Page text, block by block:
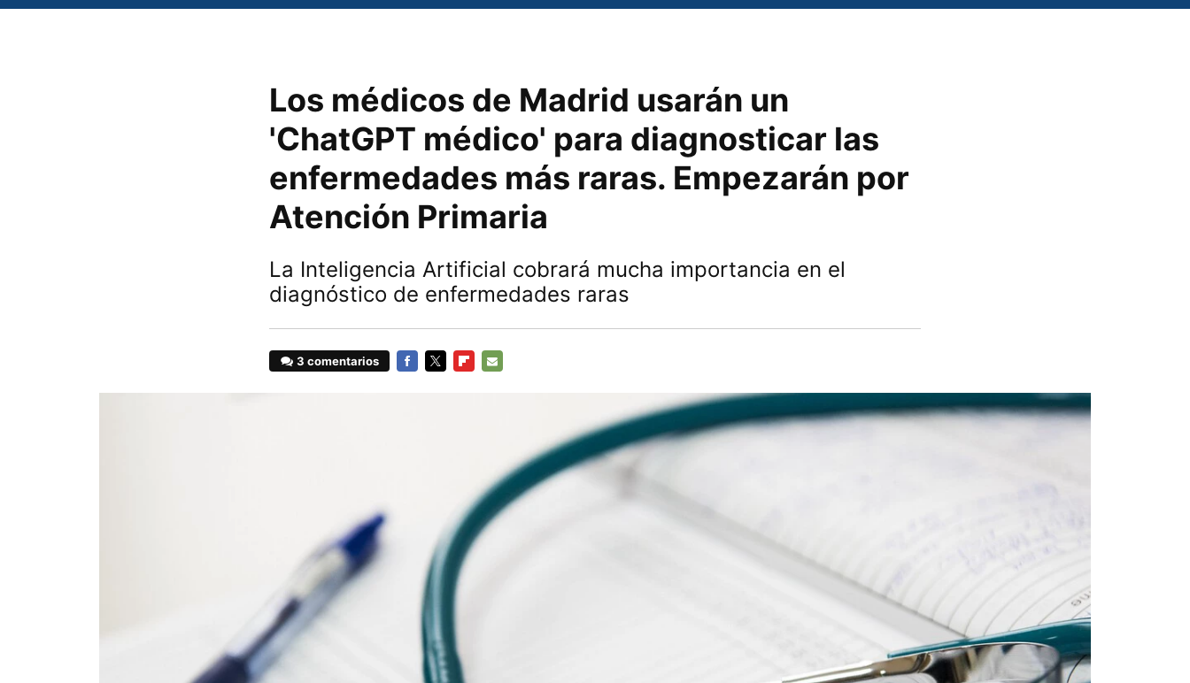
Los médicos de Madrid usarán un
'ChatGPT médico' para diagnosticar las
enfermedades más raras. Empezarán por
Atención Primaria
La Inteligencia Artificial cobrará mucha importancia en el
diagnóstico de enfermedades raras
3 comentarios